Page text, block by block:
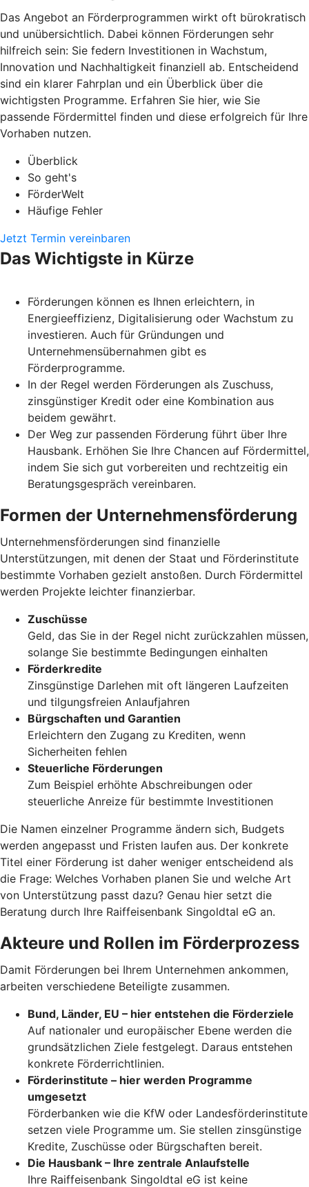
Das Angebot an Förderprogrammen wirkt oft bürokratisch
und unübersichtlich. Dabei können Förderungen sehr
hilfreich sein: Sie federn Investitionen in Wachstum,
Innovation und Nachhaltigkeit finanziell ab. Entscheidend
sind ein klarer Fahrplan und ein Überblick über die
wichtigsten Programme. Erfahren Sie hier, wie Sie
passende Fördermittel finden und diese erfolgreich für Ihre
Vorhaben nutzen.
Überblick
So geht's
FörderWelt
Häufige Fehler
Jetzt Termin vereinbaren
Das Wichtigste in Kürze
Förderungen können es Ihnen erleichtern, in
Energieeffizienz, Digitalisierung oder Wachstum zu
investieren. Auch für Gründungen und
Unternehmensübernahmen gibt es
Förderprogramme.
In der Regel werden Förderungen als Zuschuss,
zinsgünstiger Kredit oder eine Kombination aus
beidem gewährt.
Der Weg zur passenden Förderung führt über Ihre
Hausbank. Erhöhen Sie Ihre Chancen auf Fördermittel,
indem Sie sich gut vorbereiten und rechtzeitig ein
Beratungsgespräch vereinbaren.
Formen der Unternehmensförderung
Unternehmensförderungen sind finanzielle
Unterstützungen, mit denen der Staat und Förderinstitute
bestimmte Vorhaben gezielt anstoßen. Durch Fördermittel
werden Projekte leichter finanzierbar.
Zuschüsse
Geld, das Sie in der Regel nicht zurückzahlen müssen,
solange Sie bestimmte Bedingungen einhalten
Förderkredite
Zinsgünstige Darlehen mit oft längeren Laufzeiten
und tilgungsfreien Anlaufjahren
Bürgschaften und Garantien
Erleichtern den Zugang zu Krediten, wenn
Sicherheiten fehlen
Steuerliche Förderungen
Zum Beispiel erhöhte Abschreibungen oder
steuerliche Anreize für bestimmte Investitionen
Die Namen einzelner Programme ändern sich, Budgets
werden angepasst und Fristen laufen aus. Der konkrete
Titel einer Förderung ist daher weniger entscheidend als
die Frage: Welches Vorhaben planen Sie und welche Art
von Unterstützung passt dazu? Genau hier setzt die
Beratung durch Ihre Raiffeisenbank Singoldtal eG an.
Akteure und Rollen im Förderprozess
Damit Förderungen bei Ihrem Unternehmen ankommen,
arbeiten verschiedene Beteiligte zusammen.
Bund, Länder, EU – hier entstehen die Förderziele
Auf nationaler und europäischer Ebene werden die
grundsätzlichen Ziele festgelegt. Daraus entstehen
konkrete Förderrichtlinien.
Förderinstitute – hier werden Programme
umgesetzt
Förderbanken wie die KfW oder Landesförderinstitute
setzen viele Programme um. Sie stellen zinsgünstige
Kredite, Zuschüsse oder Bürgschaften bereit.
Die Hausbank – Ihre zentrale Anlaufstelle
Ihre Raiffeisenbank Singoldtal eG ist keine